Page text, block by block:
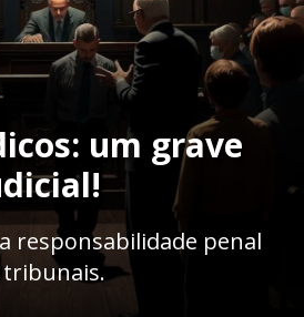
um grave
responsabilidade penal
tribunais.